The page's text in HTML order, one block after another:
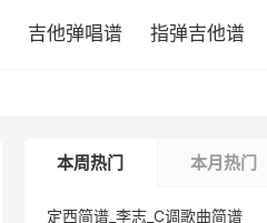
吉他弹唱谱 指弹吉他谱
本周热门 本月热门
定西简谱_李志_C调歌曲简谱